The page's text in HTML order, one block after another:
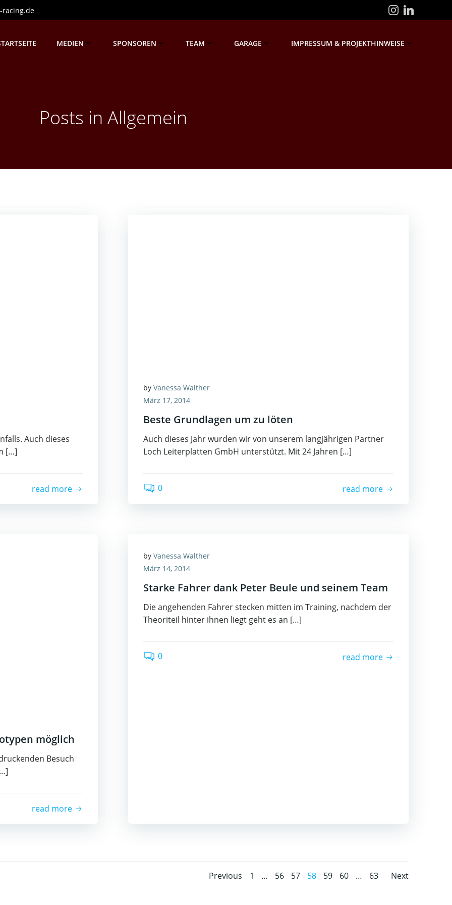
racing.de
MEDIEN SPONSOREN TEAM GARAGE IMPRESSUM & PROJEKTHINWEISE
Posts in Allgemein
Auch dieses
[…]
read more
by Vanessa Walther
März 17, 2014
Beste Grundlagen um zu löten
Auch dieses Jahr wurden wir von unserem langjährigen Partner
Loch Leiterplatten GmbH unterstützt. Mit 24 Jahren […]
0 read more
möglich
Besuch
read more
by Vanessa Walther
März 14, 2014
Starke Fahrer dank Peter Beule und seinem Team
Die angehenden Fahrer stecken mitten im Training, nachdem der
Theoriteil hinter ihnen liegt geht es an […]
0 read more
Posts
Previous
Posts
Page
1 … Page
56 Page
57 Page
58 Page
59 Page
60 … Page
63
Posts
Next